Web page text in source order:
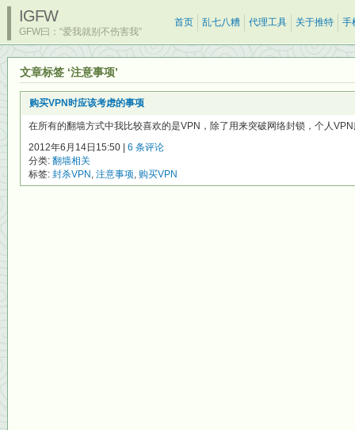
IGFW
GFW曰：“爱我就别不伤害我”
首页 乱七八糟 代理工具 关于推特 手
文章标签 ‘注意事项’
购买VPN时应该考虑的事项
在所有的翻墙方式中我比较喜欢的是VPN，除了用来突破网络封锁，个人
2012年6月14日15:50 | 6 条评论
分类: 翻墙相关
标签: 封杀VPN , 注意事项, 购买VPN